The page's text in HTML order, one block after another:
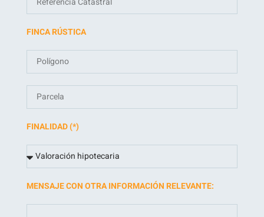
FINCA RÚSTICA
FINALIDAD (*)
MENSAJE CON OTRA INFORMACIÓN RELEVANTE: